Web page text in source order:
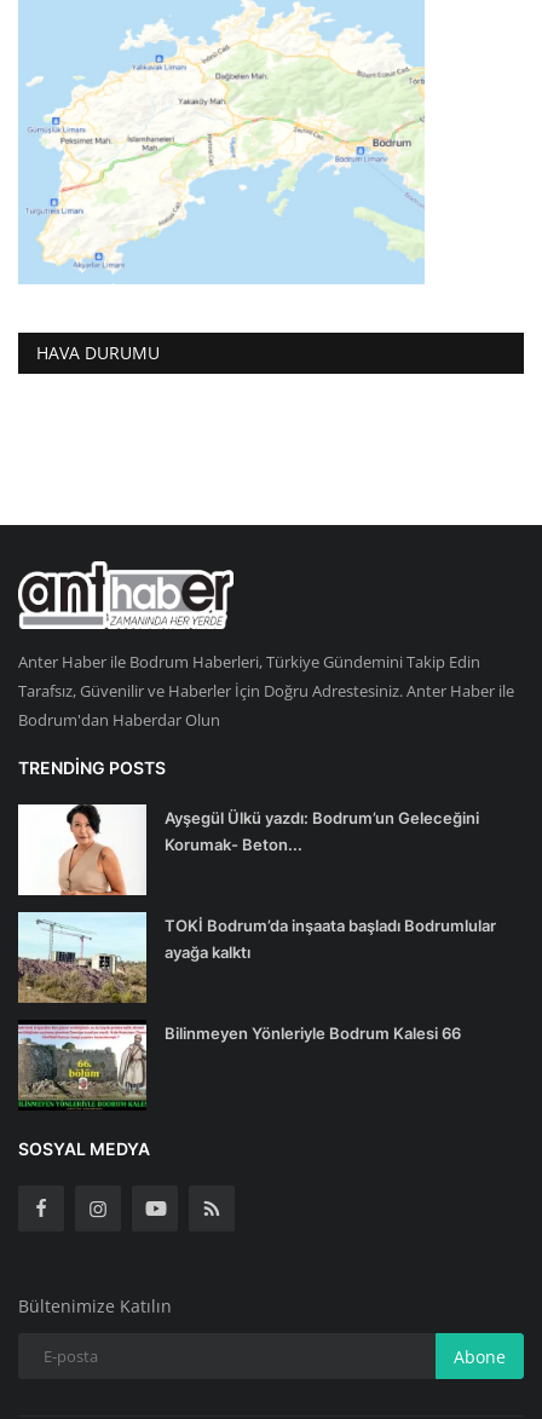
HAVA DURUMU
Anter Haber ile Bodrum Haberleri, Türkiye Gündemini Takip Edin
Tarafsız, Güvenilir ve Haberler İçin Doğru Adrestesiniz. Anter Haber ile
Bodrum'dan Haberdar Olun
TRENDING POSTS
Ayşegül Ülkü yazdı: Bodrum’un Geleceğini
Korumak- Beton...
TOKİ Bodrum’da inşaata başladı Bodrumlular
ayağa kalktı
Bilinmeyen Yönleriyle Bodrum Kalesi 66
SOSYAL MEDYA
Bültenimize Katılın
Abone